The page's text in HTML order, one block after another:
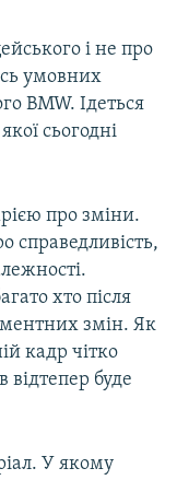
і не про
умовних
BMW. Ідеться
сьогодні
про зміни.
справедливість,
хто після
змін. Як
кадр чітко
відтепер буде
У якому